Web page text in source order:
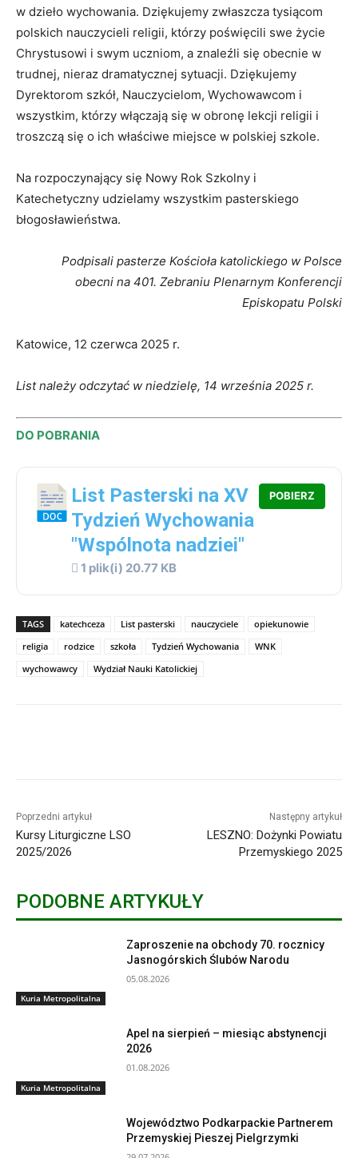
w dzieło wychowania. Dziękujemy zwłaszcza tysiącom
polskich nauczycieli religii, którzy poświęcili swe życie
Chrystusowi i swym uczniom, a znaleźli się obecnie w
trudnej, nieraz dramatycznej sytuacji. Dziękujemy
Dyrektorom szkół, Nauczycielom, Wychowawcom i
wszystkim, którzy włączają się w obronę lekcji religii i
troszczą się o ich właściwe miejsce w polskiej szkole.
Na rozpoczynający się Nowy Rok Szkolny i
Katechetyczny udzielamy wszystkim pasterskiego
błogosławieństwa.
Podpisali pasterze Kościoła katolickiego w Polsce
obecni na 401. Zebraniu Plenarnym Konferencji
Episkopatu Polski
Katowice, 12 czerwca 2025 r.
List należy odczytać w niedzielę, 14 września 2025 r.
DO POBRANIA
List Pasterski na XV
Tydzień Wychowania
"Wspólnota nadziei"
1 plik(i) 20.77 KB
POBIERZ
TAGS katechceza List pasterski nauczyciele
opiekunowie
religia
rodzice szkoła Tydzień Wychowania
WNK
wychowawcy
Wydział Nauki Katolickiej
Poprzedni artykuł
Kursy Liturgiczne LSO
2025/2026
Następny artykuł
LESZNO: Dożynki Powiatu
Przemyskiego 2025
PODOBNE ARTYKUŁY
Kuria Metropolitalna
Zaproszenie na obchody 70. rocznicy
Jasnogórskich Ślubów Narodu
05.08.2026
Kuria Metropolitalna
Apel na sierpień – miesiąc abstynencji
2026
01.08.2026
Województwo Podkarpackie Partnerem
Przemyskiej Pieszej Pielgrzymki